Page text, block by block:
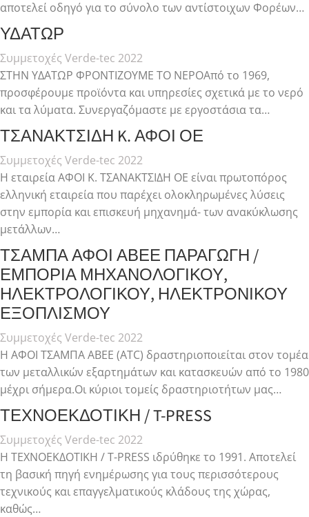
αποτελεί οδηγό για το σύνολο των αντίστοιχων Φορέων…
ΥΔΑΤΩΡ
Συμμετοχές Verde-tec 2022
ΣΤΗΝ ΥΔΑΤΩΡ ΦΡΟΝΤΙΖΟΥΜΕ ΤΟ ΝΕΡΟΑπό το 1969,
προσφέρουμε προϊόντα και υπηρεσίες σχετικά με το νερό
και τα λύματα. Συνεργαζόμαστε με εργοστάσια τα…
ΤΣΑΝΑΚΤΣΙΔΗ K. ΑΦΟΙ ΟΕ
Συμμετοχές Verde-tec 2022
Η εταιρεία ΑΦΟΙ Κ. ΤΣΑΝΑΚΤΣΙΔΗ ΟΕ είναι πρωτοπόρος
ελληνική εταιρεία που παρέχει ολοκληρωμένες λύσεις
στην εμπορία και επισκευή μηχανημά- των ανακύκλωσης
μετάλλων…
ΤΣΑΜΠΑ ΑΦΟΙ ΑΒΕΕ ΠΑΡΑΓΩΓΗ /
ΕΜΠΟΡΙΑ ΜΗΧΑΝΟΛΟΓΙΚΟΥ,
ΗΛΕΚΤΡΟΛΟΓΙΚΟΥ, ΗΛΕΚΤΡΟΝΙΚΟΥ
ΕΞΟΠΛΙΣΜΟΥ
Συμμετοχές Verde-tec 2022
Η ΑΦΟΙ ΤΣΑΜΠΑ ΑΒΕΕ (ATC) δραστηριοποιείται στον τομέα
των μεταλλικών εξαρτημάτων και κατασκευών από το 1980
μέχρι σήμερα.Οι κύριοι τομείς δραστηριοτήτων μας…
ΤΕΧΝΟΕΚΔΟΤΙΚΗ / T-PRESS
Συμμετοχές Verde-tec 2022
Η ΤΕΧΝΟΕΚΔΟΤΙΚΗ / T-PRESS ιδρύθηκε το 1991. Αποτελεί
τη βασική πηγή ενημέρωσης για τους περισσότερους
τεχνικούς και επαγγελματικούς κλάδους της χώρας,
καθώς…